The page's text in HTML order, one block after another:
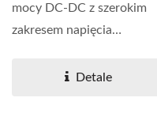
mocy DC-DC z szerokim
zakresem napięcia
68DW20...
Detale